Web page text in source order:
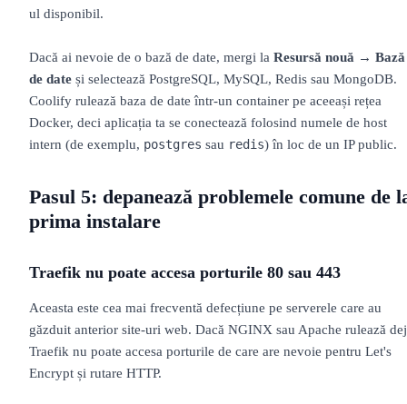
ul disponibil.
Dacă ai nevoie de o bază de date, mergi la Resursă nouă → Bază
de date și selectează PostgreSQL, MySQL, Redis sau MongoDB.
Coolify rulează baza de date într-un container pe aceeași rețea
Docker, deci aplicația ta se conectează folosind numele de host
intern (de exemplu, postgres sau redis) în loc de un IP public.
Pasul 5: depanează problemele comune de
prima instalare
Traefik nu poate accesa porturile 80 sau 443
Aceasta este cea mai frecventă defecțiune pe serverele care au
găzduit anterior site-uri web. Dacă NGINX sau Apache rulează
Traefik nu poate accesa porturile de care are nevoie pentru Let's
Encrypt și rutare HTTP.